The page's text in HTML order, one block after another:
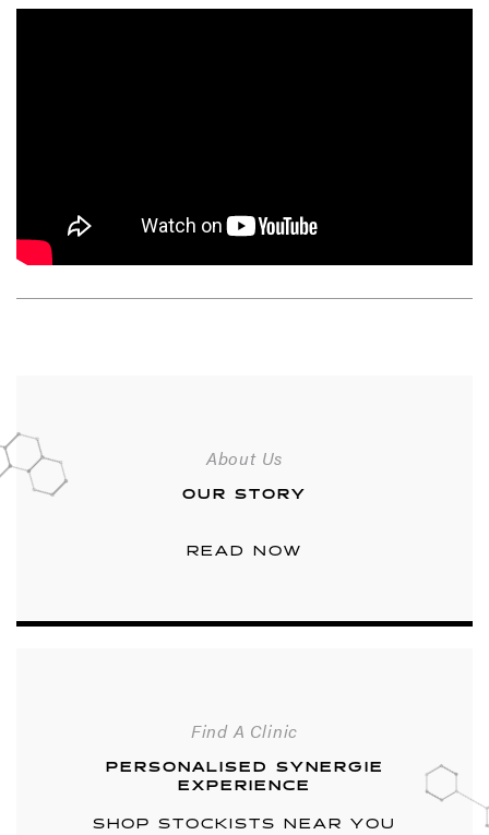
About Us
OUR STORY
READ NOW
Find A Clinic
PERSONALISED SYNERGIE
EXPERIENCE
SHOP STOCKISTS NEAR YOU